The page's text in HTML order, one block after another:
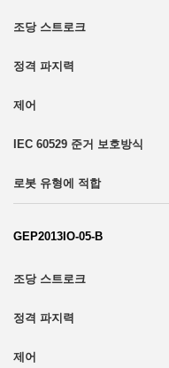
GEP2013IO-05-B